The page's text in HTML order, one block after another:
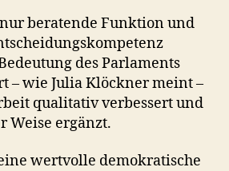
beratende Funktion und
des Parlaments
– wie Julia Klöckner meint –
qualitativ verbessert und
Weise ergänzt.
wertvolle demokratische